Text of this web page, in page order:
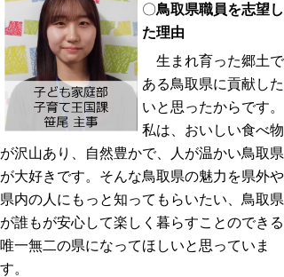
〇鳥取県職員を志望し
た理由
生まれ育った郷土で
ある鳥取県に貢献した
いと思ったからです。
私は、おいしい食べ物
が沢山あり、自然豊かで、人が温かい鳥取県
が大好きです。そんな鳥取県の魅力を県外や
県内の人にもっと知ってもらいたい、鳥取県
が誰もが安心して楽しく暮らすことのできる
唯一無二の県になってほしいと思っていま
す。